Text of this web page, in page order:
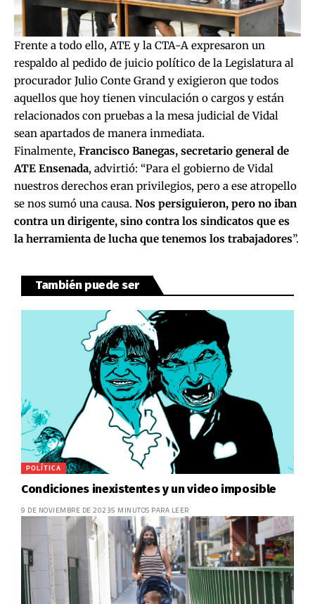
Frente a todo ello, ATE y la CTA-A expresaron un
respaldo al pedido de juicio político de la Legislatura al
procurador Julio Conte Grand y exigieron que todos
aquellos que hoy tienen vinculación o cargos y están
relacionados con pruebas a la mesa judicial de Vidal
sean apartados de manera inmediata.
Finalmente, Francisco Banegas, secretario general de
ATE Ensenada, advirtió: “Para el gobierno de Vidal
nuestros derechos eran privilegios, pero a ese atropello
se nos sumó una causa. Nos persiguieron, pero no iban
contra un dirigente, sino contra los sindicatos que es
la herramienta de lucha que tenemos los trabajadores”.
También puede ser
POLÍTICA
Condiciones inexistentes y un video imposible
9 DE NOVIEMBRE DE 20235 MINUTOS PARA LEER